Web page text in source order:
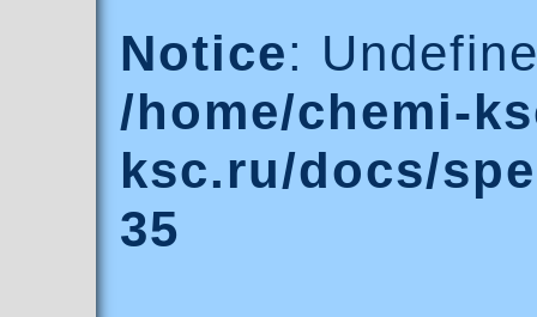
Notice:
/home/chemi-
ksc.ru/docs/
35